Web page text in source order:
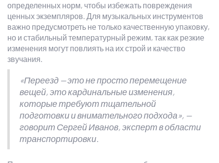
определенных норм, чтобы избежать повреждения
ценных экземпляров. Для музыкальных инструментов
важно предусмотреть не только качественную упаковку,
но и стабильный температурный режим, так как резкие
изменения могут повлиять на их строй и качество
звучания.
«Переезд — это не просто перемещение
вещей, это кардинальные изменения,
которые требуют тщательной
подготовки и внимательного подхода», —
говорит Сергей Иванов, эксперт в области
транспортировки.